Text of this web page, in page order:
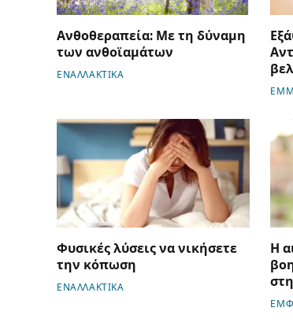
Ανθοθεραπεία: Με τη δύναμη
των ανθοϊαμάτων
ΕΝΑΛΛΑΚΤΙΚΑ
Φυσικές λύσεις να νικήσετε
την κόπωση
ΕΝΑΛΛΑΚΤΙΚΑ
Η